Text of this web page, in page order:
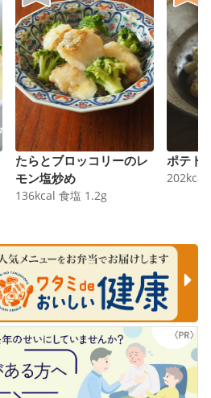
たらとブロッコリーのレ
モン塩炒め
136kcal 食塩 1.2g
ポテト
202kcal